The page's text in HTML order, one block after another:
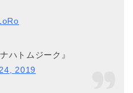
ハトムジーク』
2019